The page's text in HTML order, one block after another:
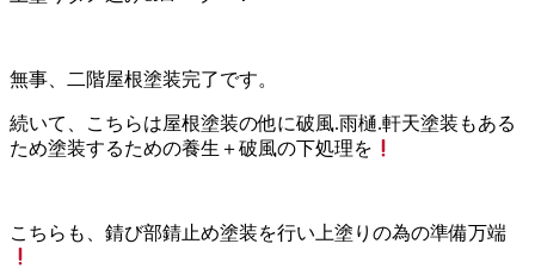
無事、二階屋根塗装完了です。
続いて、こちらは屋根塗装の他に破風.雨樋.軒天塗装もある
ため塗装するための養生＋破風の下処理を
こちらも、錆び部錆止め塗装を行い上塗りの為の準備万端